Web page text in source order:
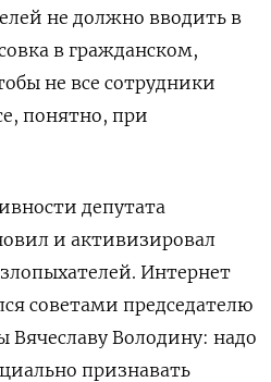
не должно вводить в
в гражданском,
не все сотрудники
понятно, при
депутата
и активизировал
Интернет
советами председателю
Вячеславу Володину: надо
признавать